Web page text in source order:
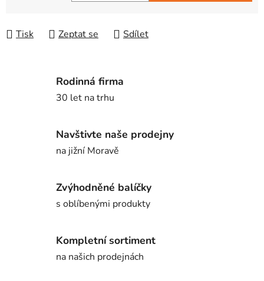
Tisk Zeptat se Sdílet
Rodinná firma
30 let na trhu
Navštivte naše prodejny
na jižní Moravě
Zvýhodněné balíčky
s oblíbenými produkty
Kompletní sortiment
na našich prodejnách